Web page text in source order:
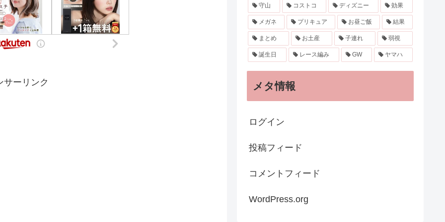
サーリンク
守山 コストコ ディズニー 効果
メガネ プリキュア お昼ご飯 結果
まとめ お土産 子連れ 弱視
誕生日 レース編み GW ヤマハ
メタ情報
ログイン
投稿フィード
コメントフィード
WordPress.org